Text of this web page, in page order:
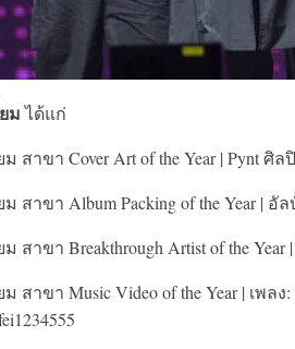
มได้แก่
ม สาขา Cover Art of the Year | Pynt
สาขา Album Packing of the Year | อั
สาขา Breakthrough Artist of the Year
ม สาขา Music Video of the Year | เพ